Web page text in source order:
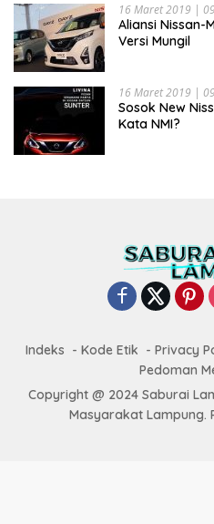
16 Maret 2019 |
Aliansi Nissan-
Versi Mungil
16 Maret 2019 |
Sosok New
Kata NMI?
Indeks Kode Etik Privacy
Pedoman
Copyright @ 2024 Saburai
Masyarakat Lampung.